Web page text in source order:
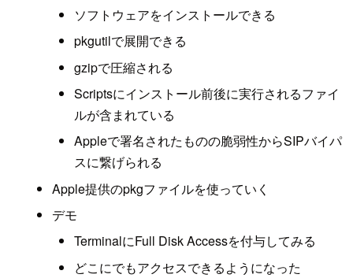
ソフトウェアをインストールできる
pkgutilで展開できる
gzipで圧縮される
Scriptsにインストール前後に実行されるファイ
ルが含まれている
Appleで署名されたものの脆弱性からSIPバイパ
スに繋げられる
Apple提供のpkgファイルを使っていく
デモ
TerminalにFull Disk Accessを付与してみる
どこにでもアクセスできるようになった